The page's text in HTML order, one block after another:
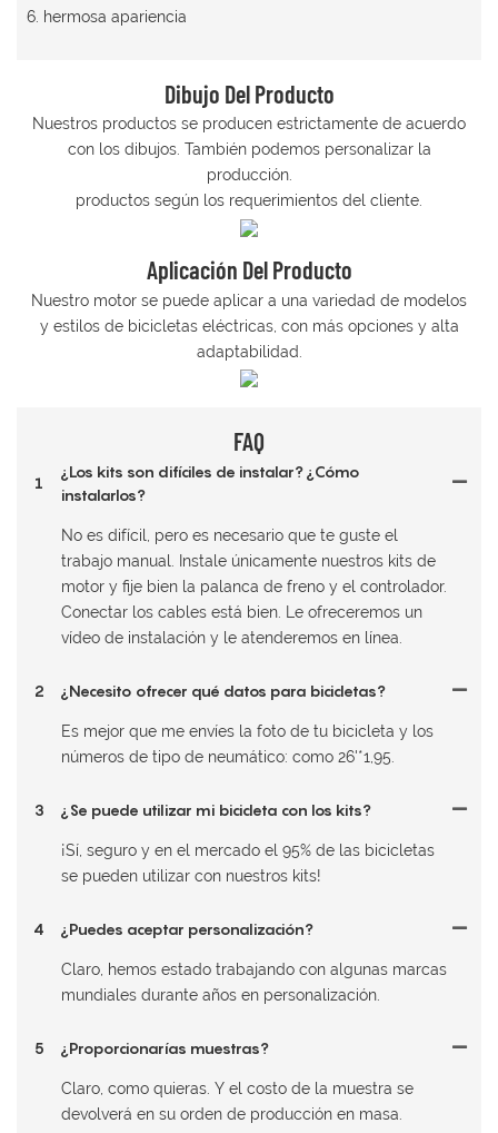
6. hermosa apariencia
Dibujo Del Producto
Nuestros productos se producen estrictamente de acuerdo
con los dibujos. También podemos personalizar la
producción.
productos según los requerimientos del cliente.
Aplicación Del Producto
Nuestro motor se puede aplicar a una variedad de modelos
y estilos de bicicletas eléctricas, con más opciones y alta
adaptabilidad.
FAQ
1
¿Los kits son difíciles de instalar? ¿Cómo
instalarlos?
No es difícil, pero es necesario que te guste el
trabajo manual. Instale únicamente nuestros kits de
motor y fije bien la palanca de freno y el controlador.
Conectar los cables está bien. Le ofreceremos un
vídeo de instalación y le atenderemos en línea.
2 ¿Necesito ofrecer qué datos para bicicletas?
Es mejor que me envíes la foto de tu bicicleta y los
números de tipo de neumático: como 26'*1,95.
3 ¿Se puede utilizar mi bicicleta con los kits?
¡Sí, seguro y en el mercado el 95% de las bicicletas
se pueden utilizar con nuestros kits!
4 ¿Puedes aceptar personalización?
Claro, hemos estado trabajando con algunas marcas
mundiales durante años en personalización.
5 ¿Proporcionarías muestras?
Claro, como quieras. Y el costo de la muestra se
devolverá en su orden de producción en masa.